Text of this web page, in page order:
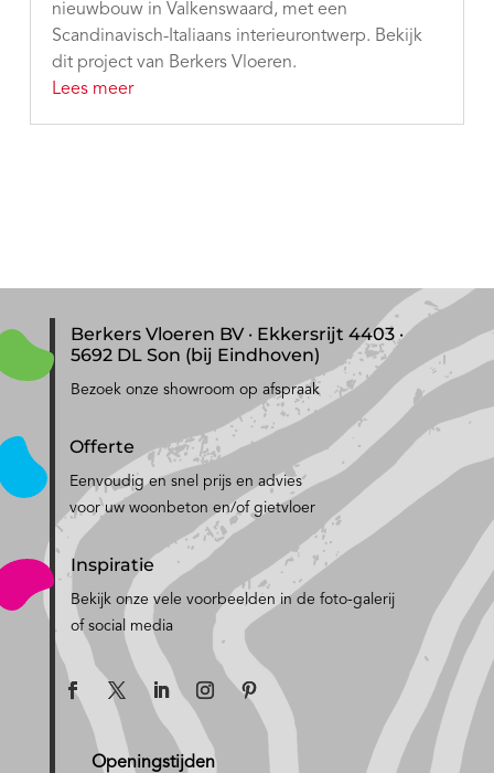
nieuwbouw in Valkenswaard, met een
Scandinavisch-Italiaans interieurontwerp. Bekijk
dit project van Berkers Vloeren.
Lees meer
Berkers Vloeren BV · Ekkersrijt 4403 ·
5692 DL Son (bij Eindhoven)
Bezoek onze showroom op afspraak
Offerte
Eenvoudig en snel prijs en advies
voor uw woonbeton en/of gietvloer
Inspiratie
Bekijk onze vele voorbeelden in de foto-galerij
of social media
Openingstijden